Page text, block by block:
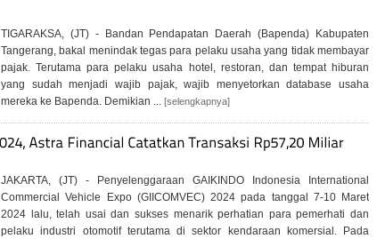
TIGARAKSA, (JT) - Bandan Pendapatan Daerah (Bapenda) Kabupaten
Tangerang, bakal menindak tegas para pelaku usaha yang tidak membayar
pajak. Terutama para pelaku usaha hotel, restoran, dan tempat hiburan
yang sudah menjadi wajib pajak, wajib menyetorkan database usaha
mereka ke Bapenda. Demikian ... [selengkapnya]
JAKARTA, (JT) - Penyelenggaraan GAIKINDO Indonesia International
Commercial Vehicle Expo (GIICOMVEC) 2024 pada tanggal 7-10 Maret
2024 lalu, telah usai dan sukses menarik perhatian para pemerhati dan
pelaku industri otomotif terutama di sektor kendaraan komersial. Pada